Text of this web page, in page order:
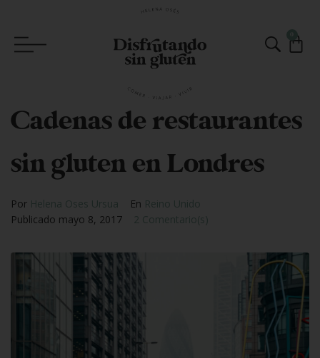
Cadenas de restaurantes
sin gluten en Londres
Por Helena Oses Ursua En Reino Unido
Publicado mayo 8, 2017 2 Comentario(s)